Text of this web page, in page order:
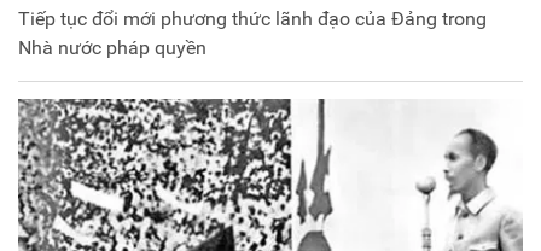
Tiếp tục đổi mới phương thức lãnh đạo của Đảng trong
Nhà nước pháp quyền